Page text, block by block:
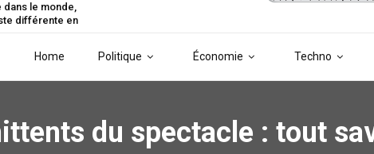
Home Politique Économie Techno
dans le monde,
différente en
du spectacle : tout